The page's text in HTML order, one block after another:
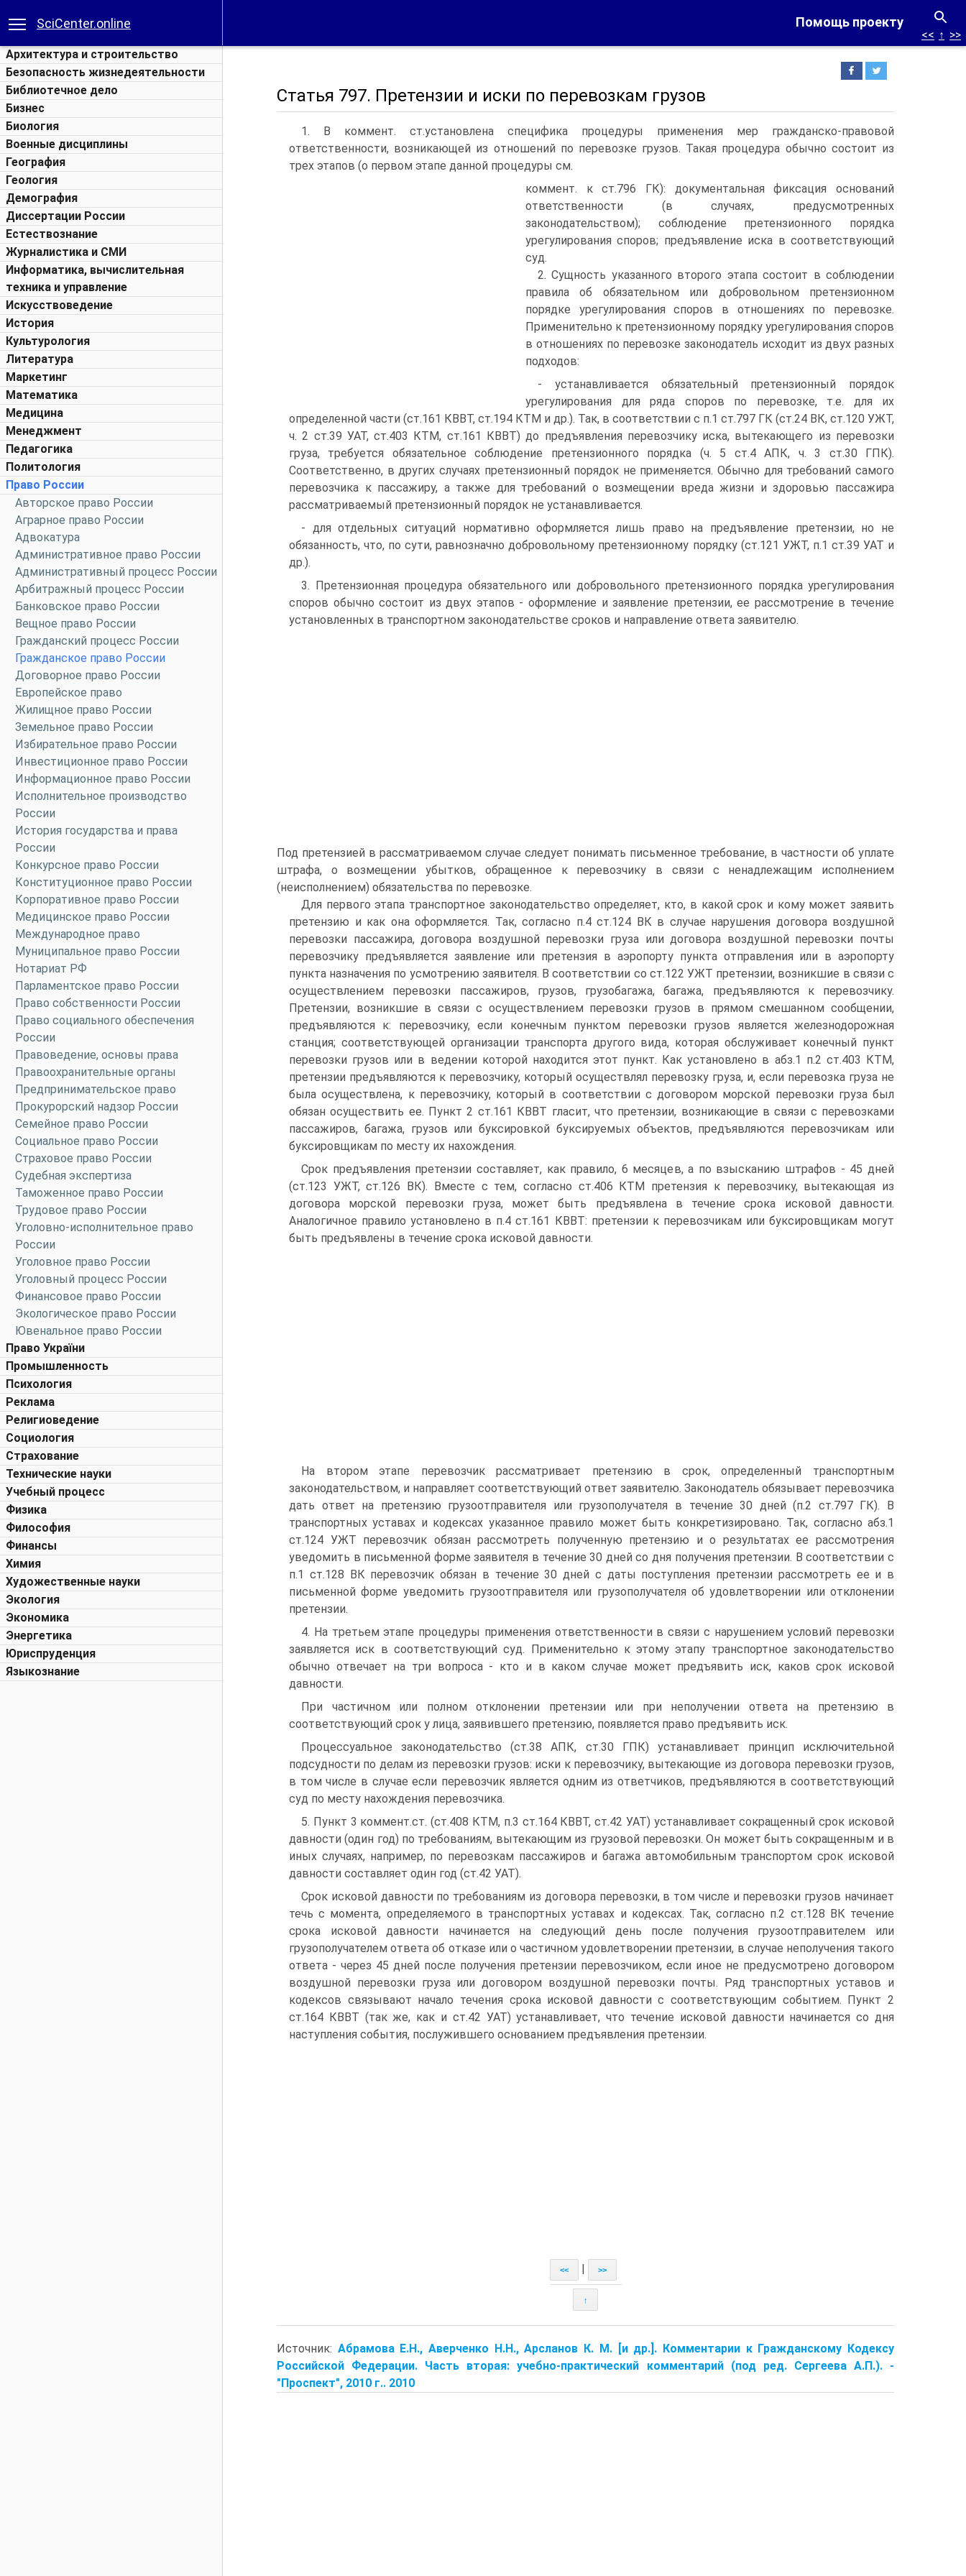
Помощь проекту
SciCenter.online
Архитектура и строительство
Безопасность жизнедеятельности
Библиотечное дело
Бизнес
Биология
Военные дисциплины
География
Геология
Демография
Диссертации России
Естествознание
Журналистика и СМИ
Информатика, вычислительная
техника и управление
Искусствоведение
История
Культурология
Литература
Маркетинг
Математика
Медицина
Менеджмент
Педагогика
Политология
Право России
Авторское право России
Аграрное право России
Адвокатура
Административное право России
Административный процесс России
Арбитражный процесс России
Банковское право России
Вещное право России
Гражданский процесс России
Гражданское право России
Договорное право России
Европейское право
Жилищное право России
Земельное право России
Избирательное право России
Инвестиционное право России
Информационное право России
Исполнительное производство
России
История государства и права
России
Конкурсное право России
Конституционное право России
Корпоративное право России
Медицинское право России
Международное право
Муниципальное право России
Нотариат РФ
Парламентское право России
Право собственности России
Право социального обеспечения
России
Правоведение, основы права
Правоохранительные органы
Предпринимательское право
Прокурорский надзор России
Семейное право России
Социальное право России
Страховое право России
Судебная экспертиза
Таможенное право России
Трудовое право России
Уголовно-исполнительное право
России
Уголовное право России
Уголовный процесс России
Финансовое право России
Экологическое право России
Ювенальное право России
Право України
Промышленность
Психология
Реклама
Религиоведение
Социология
Страхование
Технические науки
Учебный процесс
Физика
Философия
Финансы
Химия
Художественные науки
Экология
Экономика
Энергетика
Юриспруденция
Языкознание
<< ↑ >>
Статья 797. Претензии и иски по перевозкам грузов
1. В коммент. ст.установлена специфика процедуры применения мер гражданско-правовой
ответственности, возникающей из отношений по перевозке грузов. Такая процедура обычно состоит из
трех этапов (о первом этапе данной процедуры см.
коммент. к ст.796 ГК): документальная фиксация оснований
ответственности (в случаях, предусмотренных
законодательством); соблюдение претензионного порядка
урегулирования споров; предъявление иска в соответствующий
суд.
2. Сущность указанного второго этапа состоит в соблюдении
правила об обязательном или добровольном претензионном
порядке урегулирования споров в отношениях по перевозке.
Применительно к претензионному порядку урегулирования споров
в отношениях по перевозке законодатель исходит из двух разных
подходов:
- устанавливается обязательный претензионный порядок
урегулирования для ряда споров по перевозке, т.е. для их
определенной части (ст.161 КВВТ, ст.194 КТМ и др.). Так, в соответствии с п.1 ст.797 ГК (ст.24 ВК, ст.120 УЖТ,
ч. 2 ст.39 УАТ, ст.403 КТМ, ст.161 КВВТ) до предъявления перевозчику иска, вытекающего из перевозки
груза, требуется обязательное соблюдение претензионного порядка (ч. 5 ст.4 АПК, ч. 3 ст.30 ГПК).
Соответственно, в других случаях претензионный порядок не применяется. Обычно для требований самого
перевозчика к пассажиру, а также для требований о возмещении вреда жизни и здоровью пассажира
рассматриваемый претензионный порядок не устанавливается.
- для отдельных ситуаций нормативно оформляется лишь право на предъявление претензии, но не
обязанность, что, по сути, равнозначно добровольному претензионному порядку (ст.121 УЖТ, п.1 ст.39 УАТ и
др.).
3. Претензионная процедура обязательного или добровольного претензионного порядка урегулирования
споров обычно состоит из двух этапов - оформление и заявление претензии, ее рассмотрение в течение
установленных в транспортном законодательстве сроков и направление ответа заявителю.
Под претензией в рассматриваемом случае следует понимать письменное требование, в частности об уплате
штрафа, о возмещении убытков, обращенное к перевозчику в связи с ненадлежащим исполнением
(неисполнением) обязательства по перевозке.
Для первого этапа транспортное законодательство определяет, кто, в какой срок и кому может заявить
претензию и как она оформляется. Так, согласно п.4 ст.124 ВК в случае нарушения договора воздушной
перевозки пассажира, договора воздушной перевозки груза или договора воздушной перевозки почты
перевозчику предъявляется заявление или претензия в аэропорту пункта отправления или в аэропорту
пункта назначения по усмотрению заявителя. В соответствии со ст.122 УЖТ претензии, возникшие в связи с
осуществлением перевозки пассажиров, грузов, грузобагажа, багажа, предъявляются к перевозчику.
Претензии, возникшие в связи с осуществлением перевозки грузов в прямом смешанном сообщении,
предъявляются к: перевозчику, если конечным пунктом перевозки грузов является железнодорожная
станция; соответствующей организации транспорта другого вида, которая обслуживает конечный пункт
перевозки грузов или в ведении которой находится этот пункт. Как установлено в абз.1 п.2 ст.403 КТМ,
претензии предъявляются к перевозчику, который осуществлял перевозку груза, и, если перевозка груза не
была осуществлена, к перевозчику, который в соответствии с договором морской перевозки груза был
обязан осуществить ее. Пункт 2 ст.161 КВВТ гласит, что претензии, возникающие в связи с перевозками
пассажиров, багажа, грузов или буксировкой буксируемых объектов, предъявляются перевозчикам или
буксировщикам по месту их нахождения.
Срок предъявления претензии составляет, как правило, 6 месяцев, а по взысканию штрафов - 45 дней
(ст.123 УЖТ, ст.126 ВК). Вместе с тем, согласно ст.406 КТМ претензия к перевозчику, вытекающая из
договора морской перевозки груза, может быть предъявлена в течение срока исковой давности.
Аналогичное правило установлено в п.4 ст.161 КВВТ: претензии к перевозчикам или буксировщикам могут
быть предъявлены в течение срока исковой давности.
На втором этапе перевозчик рассматривает претензию в срок, определенный транспортным
законодательством, и направляет соответствующий ответ заявителю. Законодатель обязывает перевозчика
дать ответ на претензию грузоотправителя или грузополучателя в течение 30 дней (п.2 ст.797 ГК). В
транспортных уставах и кодексах указанное правило может быть конкретизировано. Так, согласно абз.1
ст.124 УЖТ перевозчик обязан рассмотреть полученную претензию и о результатах ее рассмотрения
уведомить в письменной форме заявителя в течение 30 дней со дня получения претензии. В соответствии с
п.1 ст.128 ВК перевозчик обязан в течение 30 дней с даты поступления претензии рассмотреть ее и в
письменной форме уведомить грузоотправителя или грузополучателя об удовлетворении или отклонении
претензии.
4. На третьем этапе процедуры применения ответственности в связи с нарушением условий перевозки
заявляется иск в соответствующий суд. Применительно к этому этапу транспортное законодательство
обычно отвечает на три вопроса - кто и в каком случае может предъявить иск, каков срок исковой
давности.
При частичном или полном отклонении претензии или при неполучении ответа на претензию в
соответствующий срок у лица, заявившего претензию, появляется право предъявить иск.
Процессуальное законодательство (ст.38 АПК, ст.30 ГПК) устанавливает принцип исключительной
подсудности по делам из перевозки грузов: иски к перевозчику, вытекающие из договора перевозки грузов,
в том числе в случае если перевозчик является одним из ответчиков, предъявляются в соответствующий
суд по месту нахождения перевозчика.
5. Пункт 3 коммент.ст. (ст.408 КТМ, п.3 ст.164 КВВТ, ст.42 УАТ) устанавливает сокращенный срок исковой
давности (один год) по требованиям, вытекающим из грузовой перевозки. Он может быть сокращенным и в
иных случаях, например, по перевозкам пассажиров и багажа автомобильным транспортом срок исковой
давности составляет один год (ст.42 УАТ).
Срок исковой давности по требованиям из договора перевозки, в том числе и перевозки грузов начинает
течь с момента, определяемого в транспортных уставах и кодексах. Так, согласно п.2 ст.128 ВК течение
срока исковой давности начинается на следующий день после получения грузоотправителем или
грузополучателем ответа об отказе или о частичном удовлетворении претензии, в случае неполучения такого
ответа - через 45 дней после получения претензии перевозчиком, если иное не предусмотрено договором
воздушной перевозки груза или договором воздушной перевозки почты. Ряд транспортных уставов и
кодексов связывают начало течения срока исковой давности с соответствующим событием. Пункт 2
ст.164 КВВТ (так же, как и ст.42 УАТ) устанавливает, что течение исковой давности начинается со дня
наступления события, послужившего основанием предъявления претензии.
<< >>
↑
Источник: Абрамова Е.Н., Аверченко Н.Н., Арсланов К. М. [и др.]. Комментарии к Гражданскому Кодексу
Российской Федерации. Часть вторая: учебно-практический комментарий (под ред. Сергеева А.П.). -
"Проспект", 2010 г.. 2010